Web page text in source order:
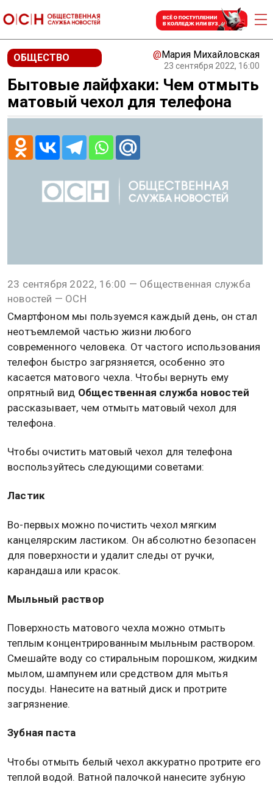
ОБЩЕСТВО @Мария Михайловская
23 сентября 2022, 16:00
Бытовые лайфхаки: Чем отмыть
матовый чехол для телефона
23 сентября 2022, 16:00 — Общественная служба
новостей — ОСН
Смартфоном мы пользуемся каждый день, он стал
неотъемлемой частью жизни любого
современного человека. От частого использования
телефон быстро загрязняется, особенно это
касается матового чехла. Чтобы вернуть ему
опрятный вид Общественная служба новостей
рассказывает, чем отмыть матовый чехол для
телефона.
Чтобы очистить матовый чехол для телефона
воспользуйтесь следующими советами:
Ластик
Во-первых можно почистить чехол мягким
канцелярским ластиком. Он абсолютно безопасен
для поверхности и удалит следы от ручки,
карандаша или красок.
Мыльный раствор
Поверхность матового чехла можно отмыть
теплым концентрированным мыльным раствором.
Смешайте воду со стиральным порошком, жидким
мылом, шампунем или средством для мытья
посуды. Нанесите на ватный диск и протрите
загрязнение.
Зубная паста
Чтобы отмыть белый чехол аккуратно протрите его
теплой водой. Ватной палочкой нанесите зубную